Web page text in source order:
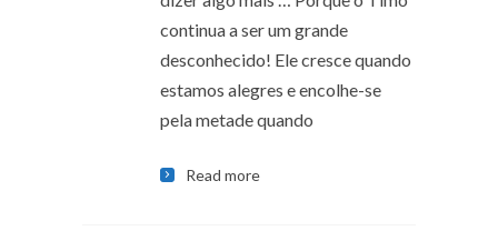
continua a ser um grande
desconhecido! Ele cresce quando
estamos alegres e encolhe-se
pela metade quando
Read more